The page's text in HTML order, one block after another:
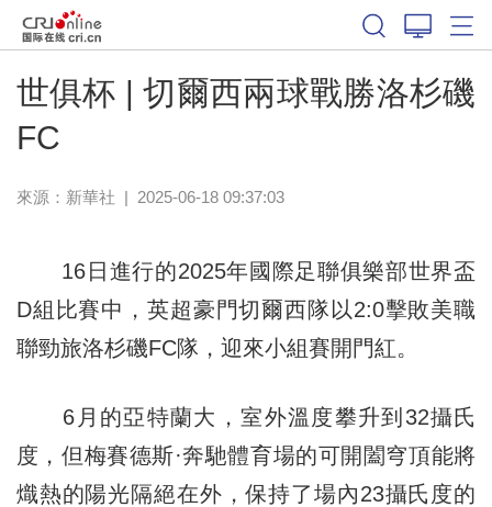
世俱杯 | 切爾西兩球戰勝洛杉磯
FC
來源：新華社 | 2025-06-18 09:37:03
16日進行的2025年國際足聯俱樂部世界盃
D組比賽中，英超豪門切爾西隊以2:0擊敗美職
聯勁旅洛杉磯FC隊，迎來小組賽開門紅。
6月的亞特蘭大，室外溫度攀升到32攝氏
度，但梅賽德斯·奔馳體育場的可開闔穹頂能將
熾熱的陽光隔絕在外，保持了場內23攝氏度的